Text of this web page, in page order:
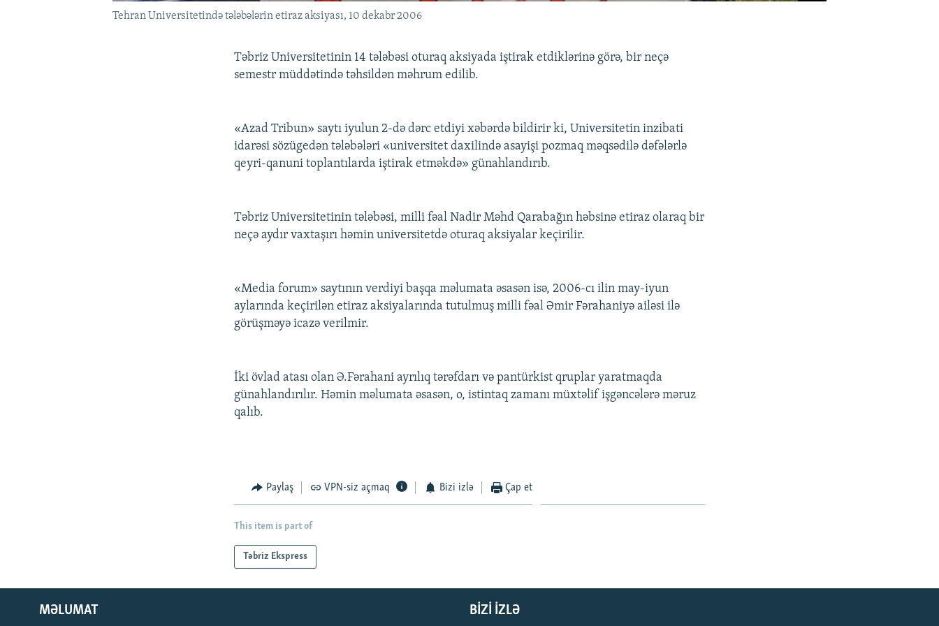
Tehran Universitetində tələbələrin etiraz aksiyası, 10 dekabr 2006
Təbriz Universitetinin 14 tələbəsi oturaq aksiyada iştirak etdiklərinə görə, bir neçə
semestr müddətində təhsildən məhrum edilib.
«Azad Tribun» saytı iyulun 2-də dərc etdiyi xəbərdə bildirir ki, Universitetin inzibati
idarəsi sözügedən tələbələri «universitet daxilində asayişi pozmaq məqsədilə dəfələrlə
qeyri-qanuni toplantılarda iştirak etməkdə» günahlandırıb.
Təbriz Universitetinin tələbəsi, milli fəal Nadir Məhd Qarabağın həbsinə etiraz olaraq bir
neçə aydır vaxtaşırı həmin universitetdə oturaq aksiyalar keçirilir.
«Media forum» saytının verdiyi başqa məlumata əsasən isə, 2006-cı ilin may-iyun
aylarında keçirilən etiraz aksiyalarında tutulmuş milli fəal Əmir Fərahaniyə ailəsi ilə
görüşməyə icazə verilmir.
İki övlad atası olan Ə.Fərahani ayrılıq tərəfdarı və pantürkist qruplar yaratmaqda
günahlandırılır. Həmin məlumata əsasən, o, istintaq zamanı müxtəlif işgəncələrə məruz
qalıb.
Paylaş VPN-siz açmaq Bizi izlə Çap et
This item is part of
Təbriz Ekspress
BIZI IZLƏ
MƏLUMAT